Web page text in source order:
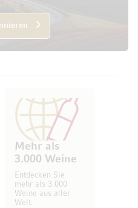
Mehr als
3.000 Weine
Entdecken Sie
mehr als 3.000
Weine aus aller
Welt.